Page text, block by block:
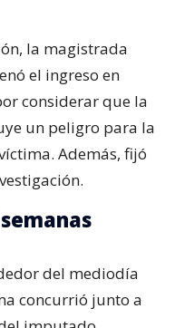
la magistrada
el ingreso en
considerar que la
un peligro para la
Además, fijó
del mediodía
concurrió junto a